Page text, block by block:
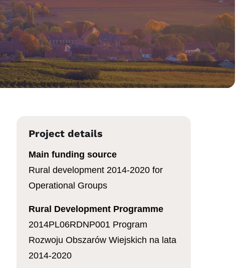
Project details
Main funding source
Rural development 2014-2020 for
Operational Groups
Rural Development Programme
2014PL06RDNP001 Program
Rozwoju Obszarów Wiejskich na lata
2014-2020